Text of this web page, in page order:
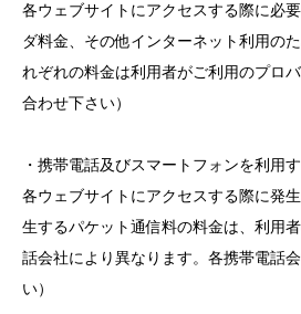
各ウェブサイトにアクセスする際に必
ダ料金、その他インターネット利用の
れぞれの料金は利用者がご利用のプロ
合わせ下さい）
・携帯電話及びスマートフォンを利用
各ウェブサイトにアクセスする際に発
生するパケット通信料の料金は、利用
話会社により異なります。各携帯電話
い）